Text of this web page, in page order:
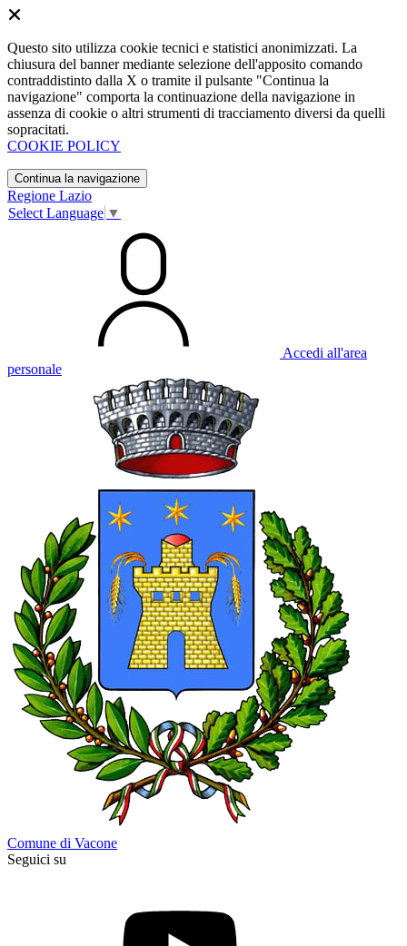
Questo sito utilizza cookie tecnici e statistici anonimizzati. La
chiusura del banner mediante selezione dell'apposito comando
contraddistinto dalla X o tramite il pulsante "Continua la
navigazione" comporta la continuazione della navigazione in
assenza di cookie o altri strumenti di tracciamento diversi da quelli
sopracitati.
COOKIE POLICY
Continua la navigazione
Regione Lazio
Select Language ▼
Accedi all'area
personale
Comune di Vacone
Seguici su